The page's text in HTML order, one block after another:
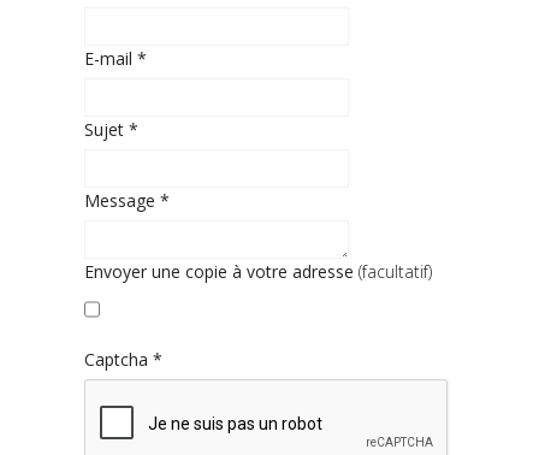
E-mail *
Sujet *
Message *
Envoyer une copie à votre adresse (facultatif)
Captcha *